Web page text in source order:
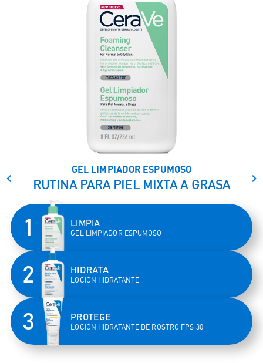
RUTINA PARA PIEL MIXTA A GRASA
GEL LIMPIADOR ESPUMOSO
Left
LIMPIA
GEL LIMPIADOR ESPUMOSO
HIDRATA
LOCIÓN HIDRATANTE
PROTEGE
LOCIÓN HIDRATANTE DE ROSTRO FPS 30